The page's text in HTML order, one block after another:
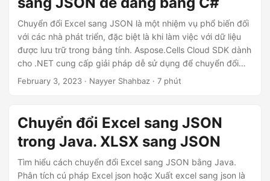
Chuyển đổi Excel sang JSON là một nhiệm vụ phổ biến đối
với các nhà phát triển, đặc biệt là khi làm việc với dữ liệu
được lưu trữ trong bảng tính. Aspose.Cells Cloud SDK dành
cho .NET cung cấp giải pháp dễ sử dụng để chuyển đổi
bảng tính Excel sang định dạng JSON. Với API dựa trên
chuyển đổi nhanh, tất cả từ bên trong các ứng dụng .NET
của họ. Cho dù bạn cần chuyển đổi một bảng tính hay
nhiều bảng tính cùng một lúc, Aspose.Cells Cloud SDK cho
.NET cung cấp một giải pháp đáng tin cậy và hiệu quả cho
tất cả các nhu cầu chuyển đổi Excel sang JSON của bạn.
February 3, 2023 · Nayyer Shahbaz · 7 phút
Chuyển đổi Excel sang JSON
trong Java. XLSX sang JSON
Tìm hiểu cách chuyển đổi Excel sang JSON bằng Java.
Phân tích cú pháp Excel json hoặc Xuất excel sang json là